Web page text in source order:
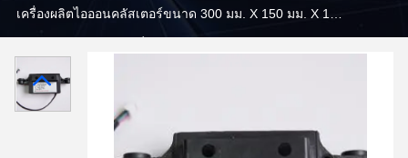
เครื่องผลิตไอออนคลัสเตอร์ขนาด 300 มม. X 150 มม. X 100